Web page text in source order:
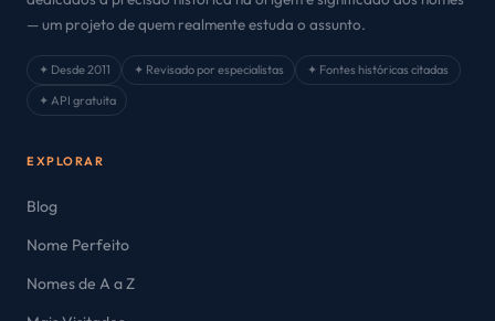
— um projeto de quem realmente estuda o assunto.
✦ Desde 2011 ✦ Revisado por especialistas
✦ Fontes históricas citadas
✦ API gratuita
EXPLORAR
Blog
Nome Perfeito
Nomes de A a Z